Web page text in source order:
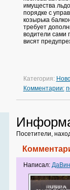
имущества
порядке с
козырька
требует
водители сами
висят
Категория:
Комментарии:
Посетители,
Написал: